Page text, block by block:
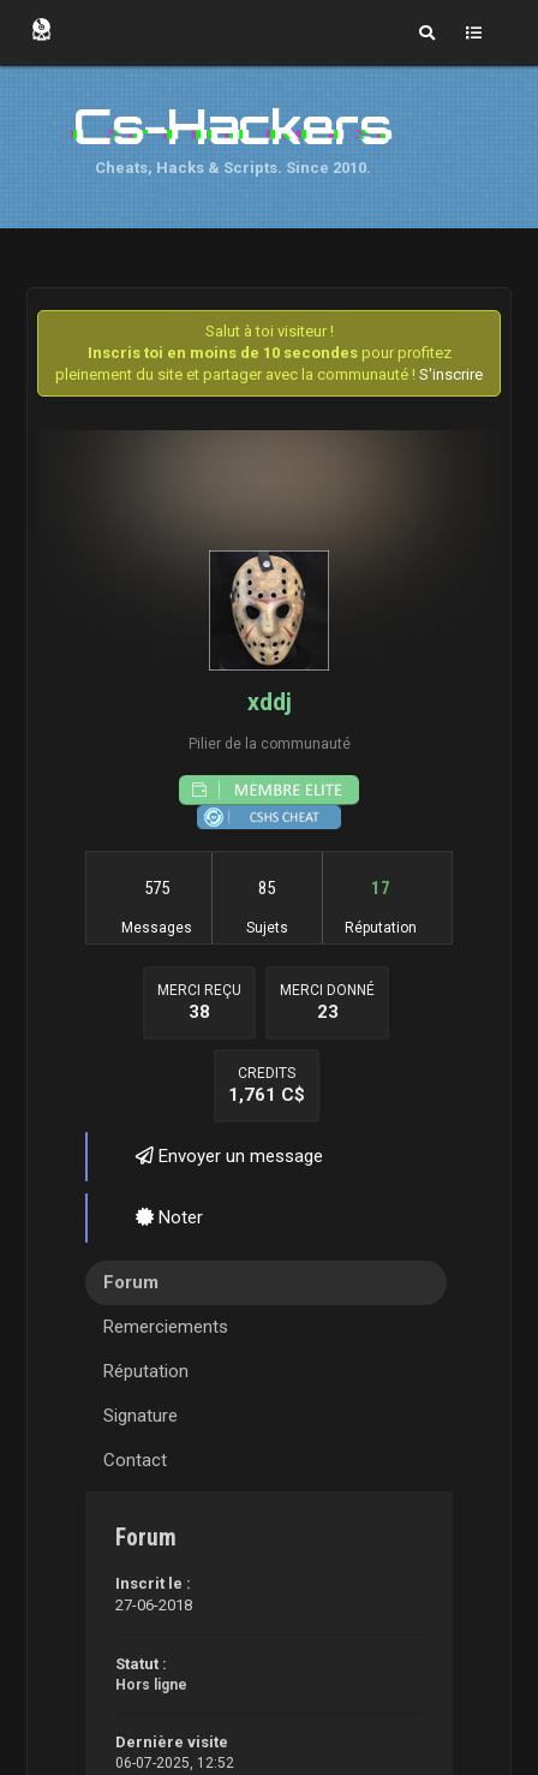
Cs-Hackers
Cheats, Hacks & Scripts. Since 2010.
Salut à toi visiteur !
Inscris toi en moins de 10 secondespour profitez
pleinement du site et partager avec la communauté ! S'inscrire
xddj
Pilier de la communauté
575
Messages
85
Sujets
17
Réputation
MERCI REÇU
38
MERCI DONNÉ
23
CREDITS
1,761 C$
Envoyer un message
Noter
Forum
Remerciements
Réputation
Signature
Contact
Forum
Inscrit le :
27-06-2018
Statut :
Hors ligne
Dernière visite
06-07-2025, 12:52